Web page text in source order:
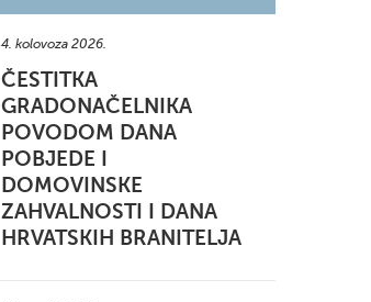
4. kolovoza 2026.
ČESTITKA
GRADONAČELNIKA
POVODOM DANA
POBJEDE I
DOMOVINSKE
ZAHVALNOSTI I DANA
HRVATSKIH BRANITELJA